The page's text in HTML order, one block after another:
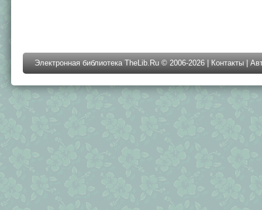
Электронная библиотека TheLib.Ru © 2006-2026 | Контакты |